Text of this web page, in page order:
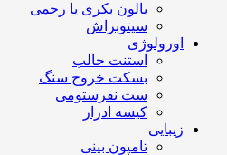
بالون بکری یا رحمی
سیتوبراش
اورولوژی
استنت حالب
بسکت خروج سنگ
ست نفرستومی
کیسه ادرار
زیبایی
تامپون بینی